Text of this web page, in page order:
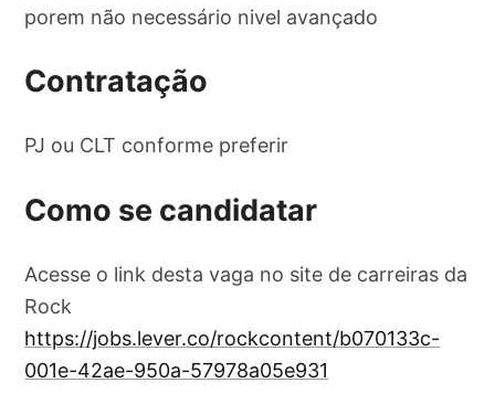
porem não necessário nivel avançado
Contratação
PJ ou CLT conforme preferir
Como se candidatar
Acesse o link desta vaga no site de carreiras da
Rock
https://jobs.lever.co/rockcontent/b070133c-
001e-42ae-950a-57978a05e931